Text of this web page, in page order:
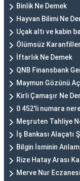
Binlik Ne Demek
Hayvan Bilimi Ne
Uçak altı ve kabin
Ölümsüz
İftarlık Ne Demek
QNB Finansbank
Maymun Gözünü
Kirli Çamaşır Ne
0 452'li numara
Meşruten Tahliye
İş Bankası Alaçatı
Bilgin İsminin
Rize Hatay Arası
Merve Nur